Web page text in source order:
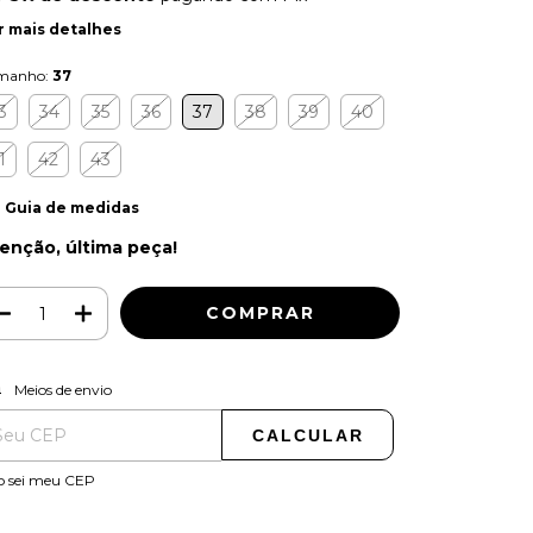
mais detalhes
37
34 35 36 37 38 39 40
42 43
Guia de medidas
última peça!
para o CEP:
Meios de envio
CALCULAR
sei meu CEP